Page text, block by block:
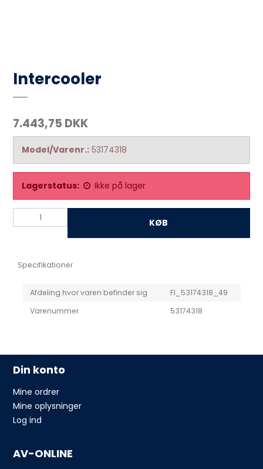
Intercooler
7.443,75 DKK
Model/Varenr.: 53174318
Lagerstatus: Ikke på lager
KØB
Specifikationer
Afdeling hvor varen befinder sig
FI_53174318_49
Varenummer
53174318
Din konto
Mine ordrer
Mine oplysninger
Log ind
AV-ONLINE